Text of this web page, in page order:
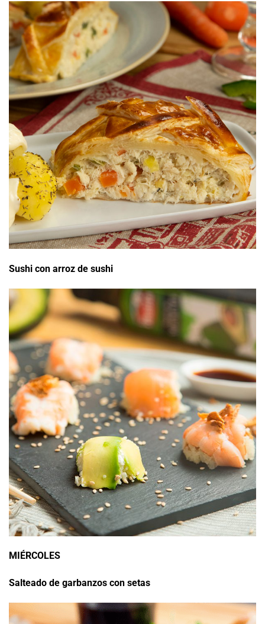
Sushi con arroz de sushi
MIÉRCOLES
Salteado de garbanzos con setas